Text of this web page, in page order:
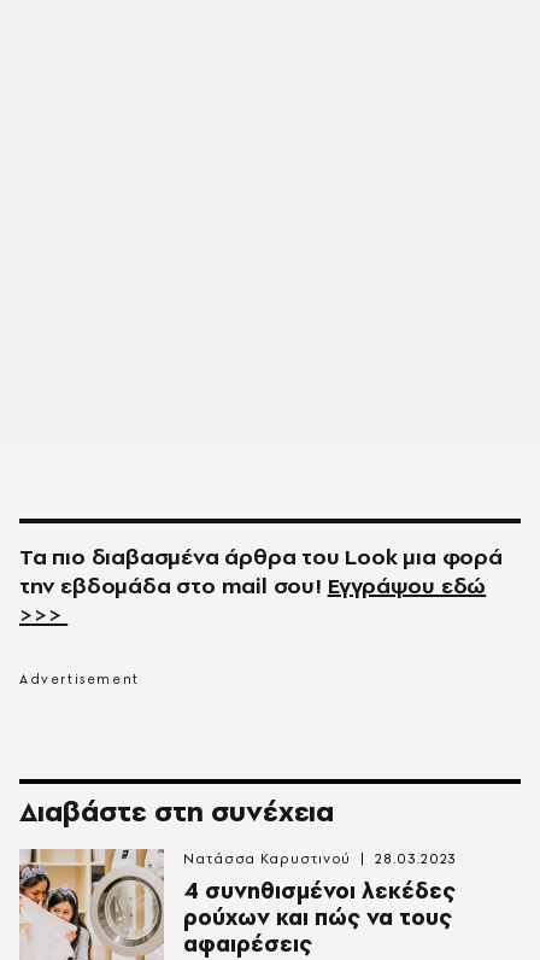
Τα πιο διαβασμένα άρθρα του Look μια φορά
την εβδομάδα στο mail σου! Εγγράψου εδώ
>>>
Διαβάστε στη συνέχεια
4 συνηθισμένοι λεκέδες
ρούχων και πώς να τους
αφαιρέσεις
Νατάσσα Καρυστινού 28.03.2023